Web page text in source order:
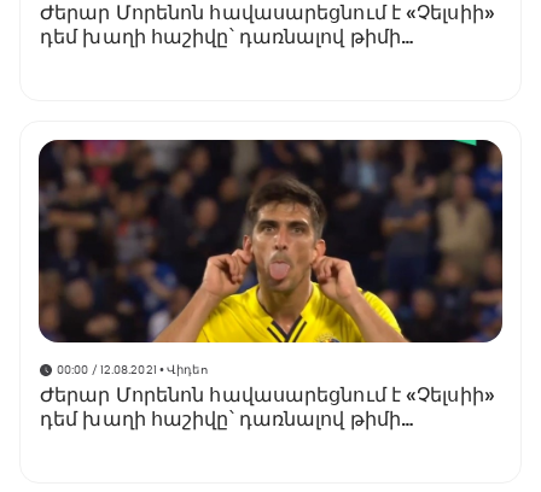
Ժերար Մորենոն հավասարեցնում է «Չելսիի»
դեմ խաղի հաշիվը՝ դառնալով թիմի
00:00 / 12.08.2021 • Վիդեո
Ժերար Մորենոն հավասարեցնում է «Չելսիի»
դեմ խաղի հաշիվը՝ դառնալով թիմի